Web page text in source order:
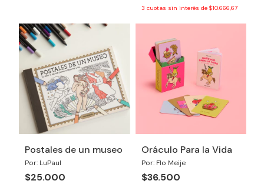
3 cuotas sin interés de $10.666,67
Postales de un museo
Por: LuPaul
$25.000
Oráculo Para la Vida
Por: Flo Meije
$36.500